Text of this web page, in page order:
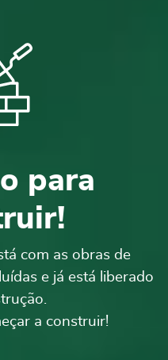
para
com as obras de
e já está liberado
a construir!